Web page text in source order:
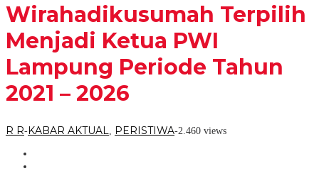
Wirahadikusumah Terpilih
Menjadi Ketua PWI
Lampung Periode Tahun
2021 – 2026
R R-KABAR AKTUAL PERISTIWA-2.460 views